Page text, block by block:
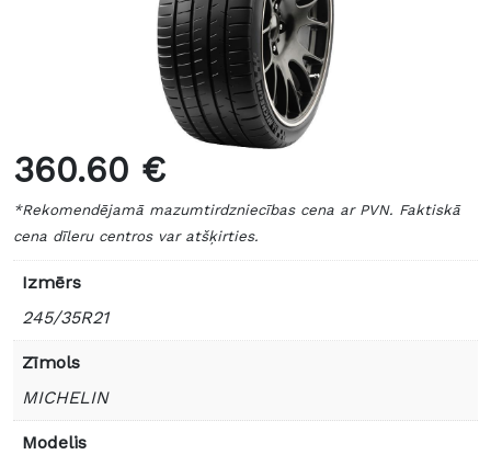
360.60 €
*Rekomendējamā mazumtirdzniecības cena ar PVN. Faktiskā
cena dīleru centros var atšķirties.
Izmērs
245/35R21
Zīmols
MICHELIN
Modelis